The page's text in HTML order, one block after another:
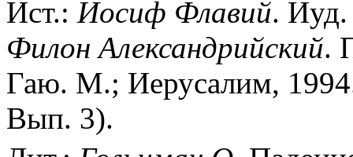
Ист.: Иосиф Флавий.
Филон Александрийский.
Гаю. М.; Иерусалим,
Вып. 3).